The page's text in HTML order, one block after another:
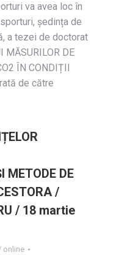
va avea loc în
ședința de
a tezei de doctorat
MĂSURILOR DE
ÎN CONDIȚII
de către
METODE DE
/
/ 18 martie
online